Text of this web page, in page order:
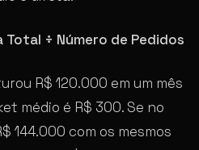
÷ Número de Pedidos
R$ 120.000 em um mês
médio é R$ 300. Se no
144.000 com os mesmos